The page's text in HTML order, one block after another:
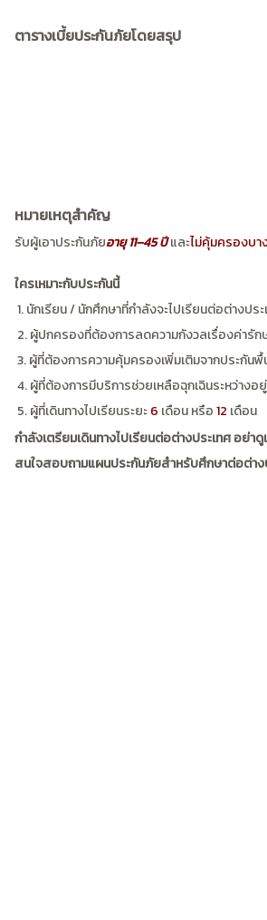
ตารางเบี้ยประกันภัยโดยสรุป
หมายเหตุสำคัญ
รับผู้เอาประกันภัยอายุ 11–45 ปีและไม่คุ้มครองบา
ใครเหมาะกับประกันนี้
1. นักเรียน / นักศึกษาที่กำลังจะไปเรียนต่อต่างประ
2. ผู้ปกครองที่ต้องการลดความกังวลเรื่องค่ารัก
3. ผู้ที่ต้องการความคุ้มครองเพิ่มเติมจากประกันพื้
4. ผู้ที่ต้องการมีบริการช่วยเหลือฉุกเฉินระหว่างอ
5. ผู้ที่เดินทางไปเรียนระยะ6 เดือน หรือ12 เดือน
กำลังเตรียมเดินทางไปเรียนต่อต่างประเทศ อย่
สนใจสอบถามแผนประกันภัยสำหรับศึกษาต่อต่าง